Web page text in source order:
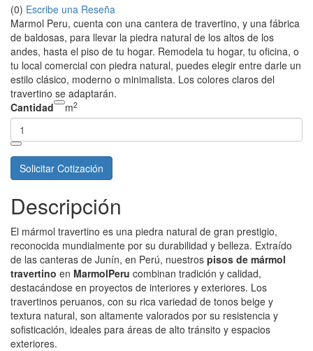
(0) Escribe una Reseña
Marmol Peru, cuenta con una cantera de travertino, y una fábrica
de baldosas, para llevar la piedra natural de los altos de los
andes, hasta el piso de tu hogar. Remodela tu hogar, tu oficina, o
tu local comercial con piedra natural, puedes elegir entre darle un
estilo clásico, moderno o minimalista. Los colores claros del
travertino se adaptarán.
Cantidad
m2
Solicitar Cotización
Descripción
El mármol travertino es una piedra natural de gran prestigio,
reconocida mundialmente por su durabilidad y belleza. Extraído
de las canteras de Junín, en Perú, nuestros pisos de mármol
travertino en MarmolPeru combinan tradición y calidad,
destacándose en proyectos de interiores y exteriores. Los
travertinos peruanos, con su rica variedad de tonos beige y
textura natural, son altamente valorados por su resistencia y
sofisticación, ideales para áreas de alto tránsito y espacios
exteriores.